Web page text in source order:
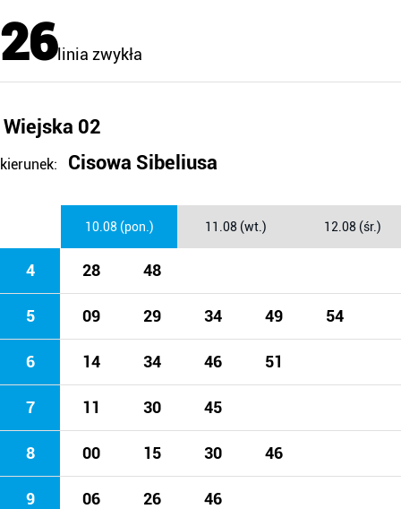
26linia zwykła
Wiejska 02
kierunek: Cisowa Sibeliusa
10.08 (pon.) 11.08 (wt.) 12.08 (śr.)
4 28 48
5 09 29 34 49 54
6 14 34 46 51
7 11 30 45
8 00 15 30 46
9 06 26 46